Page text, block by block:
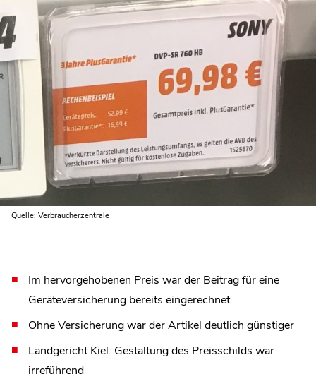
Quelle: Verbraucherzentrale
Im hervorgehobenen Preis war der Beitrag für eine
Geräteversicherung bereits eingerechnet
Ohne Versicherung war der Artikel deutlich günstiger
Landgericht Kiel: Gestaltung des Preisschilds war
irreführend